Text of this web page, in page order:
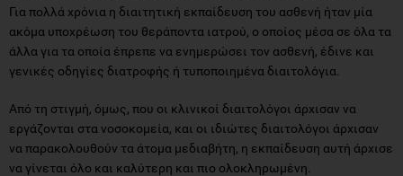
Για πολλά χρόνια η διαιτητική εκπαίδευση του ασθενή ήταν μία
ακόμα υποχρέωση του θεράποντα ιατρού, ο οποίος μέσα σε όλα τα
άλλα για τα οποία έπρεπε να ενημερώσει τον ασθενή, έδινε και
γενικές οδηγίες διατροφής ή τυποποιημένα διαιτολόγια.
Από τη στιγμή, όμως, που οι κλινικοί διαιτολόγοι άρχισαν να
εργάζονται στα νοσοκομεία, και οι ιδιώτες διαιτολόγοι άρχισαν
να παρακολουθούν τα άτομα μεδιαβήτη, η εκπαίδευση αυτή άρχισε
να γίνεται όλο και καλύτερη και πιο ολοκληρωμένη.